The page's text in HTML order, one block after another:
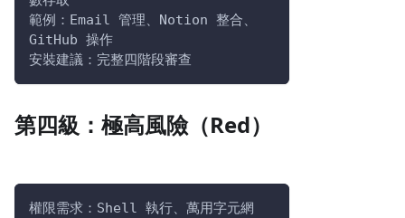
範例：Email 管理、Notion 整合、
GitHub 操作
安裝建議：完整四階段審查
第四級：極高風險（Red）
權限需求：Shell 執行、萬用字元網